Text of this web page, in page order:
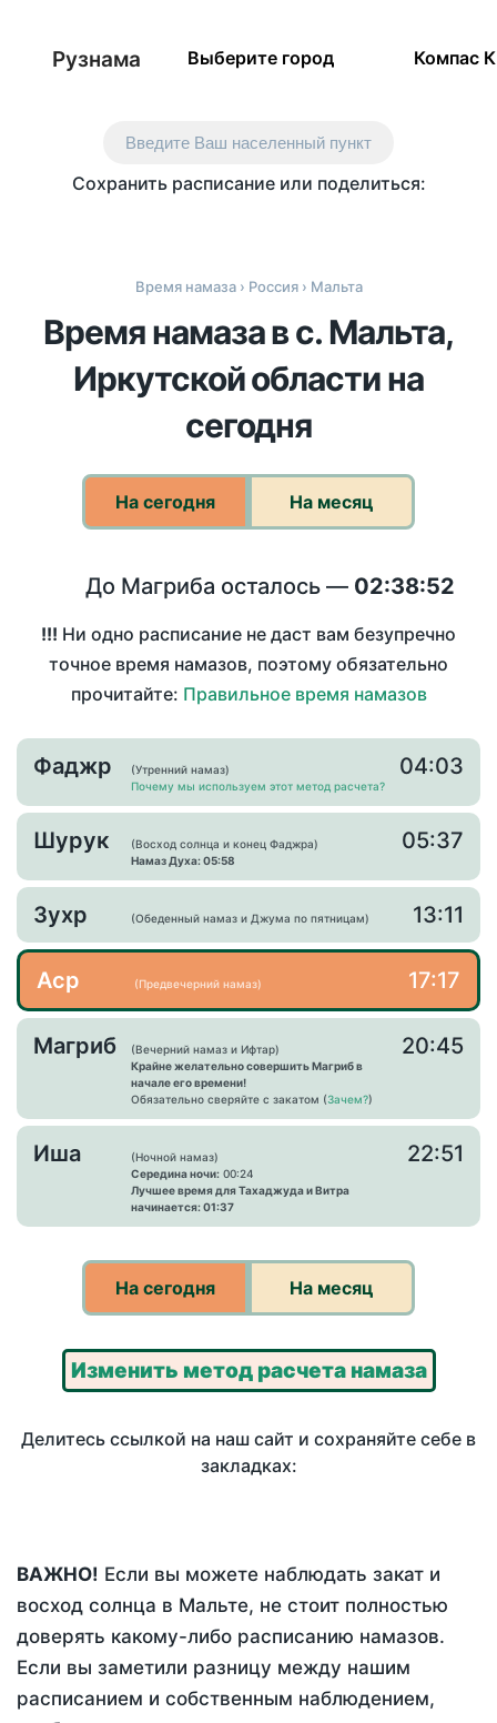
Рузнама Выберите город Компас
Введите Ваш населенный пункт
Сохранить расписание или поделиться:
Время намаза› Россия› Мальта
Время намаза в с. Мальта,
Иркутской области на
сегодня
На сегодня На месяц
До Магриба осталось — 02:38:52
!!! Ни одно расписание не даст вам безупречно
точное время намазов, поэтому обязательно
прочитайте: Правильное время намазов
Фаджр
(Утренний намаз)
Почему мы используем этот метод расчета?
04:03
Шурук
(Восход солнца и конец Фаджра)
Намаз Духа: 05:58
05:37
Зухр (Обеденный намаз и Джума по пятницам) 13:11
Аср (Предвечерний намаз) 17:17
Магриб
(Вечерний намаз и Ифтар)
Крайне желательно совершить Магриб в
начале его времени!
Обязательно сверяйте с закатом (Зачем?)
20:45
Иша
(Ночной намаз)
Середина ночи: 00:24
Лучшее время для Тахаджуда и Витра
начинается: 01:37
22:51
На сегодня На месяц
Изменить метод расчета намаза
Делитесь ссылкой на наш сайт и сохраняйте себе в
закладках:
ВАЖНО! Если вы можете наблюдать закат и
восход солнца в Мальте, не стоит полностью
доверять какому-либо расписанию намазов.
Если вы заметили разницу между нашим
расписанием и собственным наблюдением,